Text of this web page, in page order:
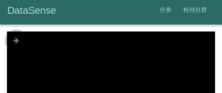
DataSense 分类 粉丝社群